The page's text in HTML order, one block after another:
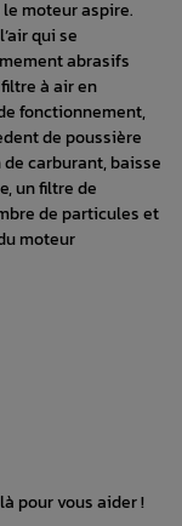
moteur aspire.
qui se
abrasifs
à air en
fonctionnement,
de poussière
carburant, baisse
un filtre de
de particules et
moteur
pour vous aider !